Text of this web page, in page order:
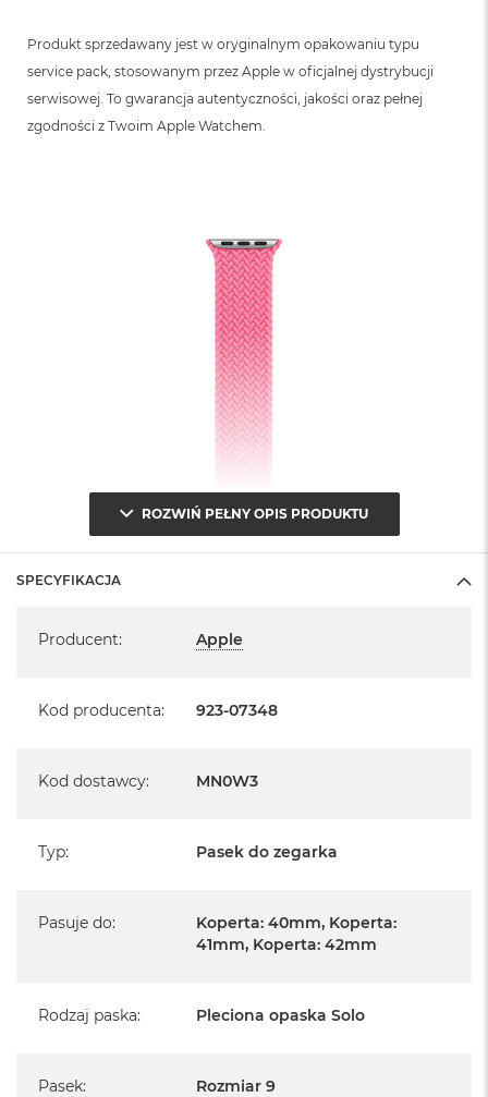
Produkt sprzedawany jest w oryginalnym opakowaniu typu
service pack, stosowanym przez Apple w oficjalnej dystrybucji
serwisowej. To gwarancja autentyczności, jakości oraz pełnej
zgodności z Twoim Apple Watchem.
ROZWIŃ PEŁNY OPIS PRODUKTU
SPECYFIKACJA
Producent: Apple
Kod producenta: 923-07348
Kod dostawcy: MN0W3
Typ: Pasek do zegarka
Pasuje do:
Koperta: 40mm, Koperta:
41mm, Koperta: 42mm
Rodzaj paska: Pleciona opaska Solo
Pasek: Rozmiar 9